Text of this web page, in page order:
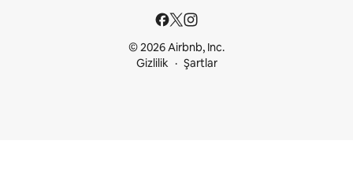
© 2026 Airbnb, Inc.
Gizlilik
Şartlar